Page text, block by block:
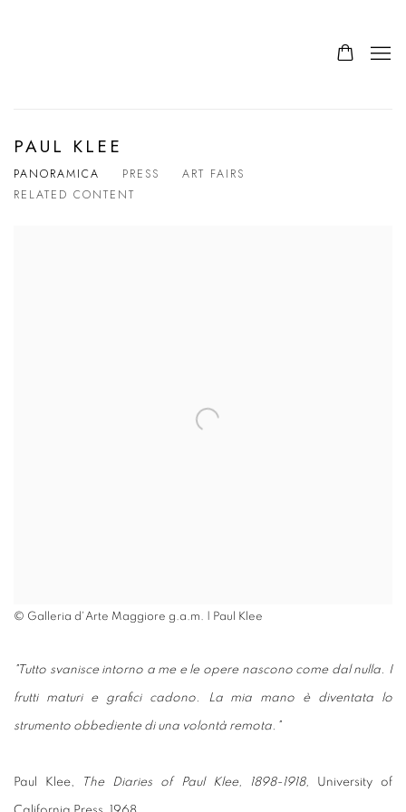
PAUL KLEE
PANORAMICA PRESS
ART FAIRS
RELATED CONTENT
© Galleria d'Arte Maggiore g.a.m. | Paul Klee
"Tutto svanisce intorno a me e le opere nascono come dal nulla. I
frutti maturi e grafici cadono. La mia mano è diventata lo
strumento obbediente di una volontà remota."
Paul Klee, The Diaries of Paul Klee, 1898-1918, University of